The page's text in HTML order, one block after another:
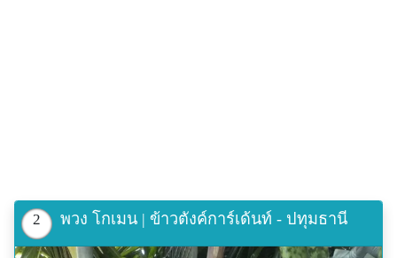
2 พวง โกเมน | ข้าวตังค์การ์เด้นท์ - ปทุมธานี